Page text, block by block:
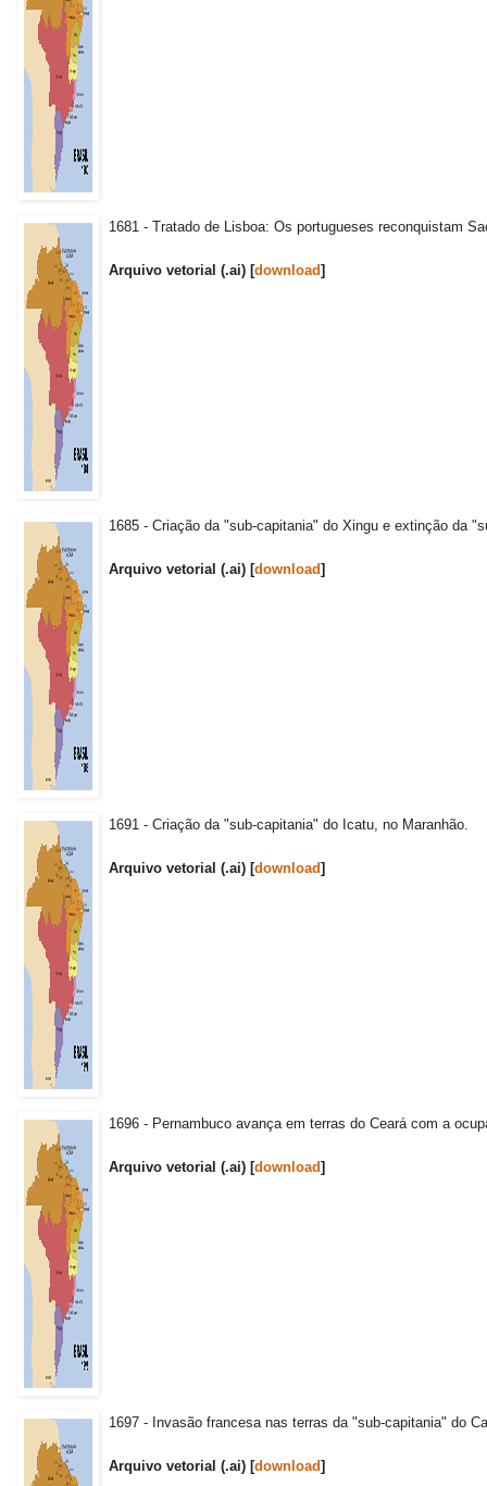
1681 - Tratado de Lisboa: Os portugueses reconquistam
Arquivo vetorial (.ai) [download]
1685 - Criação da "sub-capitania" do Xingu e extinção da
Arquivo vetorial (.ai) [download]
1691 - Criação da "sub-capitania" do Icatu, no Maranhão.
Arquivo vetorial (.ai) [download]
1696 - Pernambuco avança em terras do Ceará com a
Arquivo vetorial (.ai) [download]
1697 - Invasão francesa nas terras da "sub-capitania" do
Arquivo vetorial (.ai) [download]